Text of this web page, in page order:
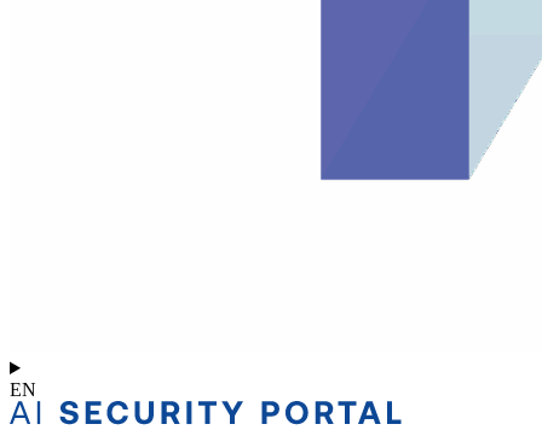
EN